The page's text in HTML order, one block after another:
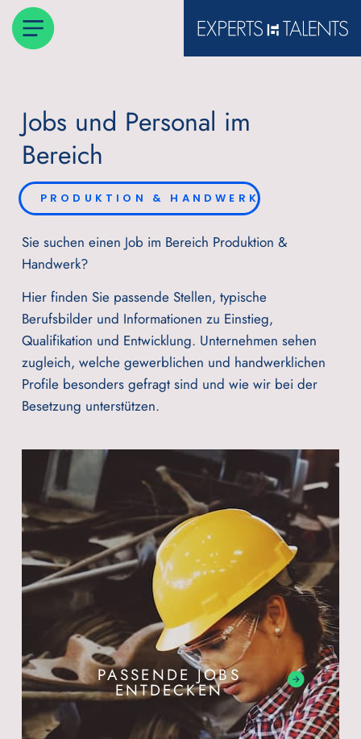
Jobs und Personal im
Bereich
PRODUKTION & HANDWERK
Sie suchen einen Job im Bereich Produktion &
Handwerk?
Hier finden Sie passende Stellen, typische
Berufsbilder und Informationen zu Einstieg,
Qualifikation und Entwicklung. Unternehmen sehen
zugleich, welche gewerblichen und handwerklichen
Profile besonders gefragt sind und wie wir bei der
Besetzung unterstützen.
PASSENDE JOBS
ENTDECKEN